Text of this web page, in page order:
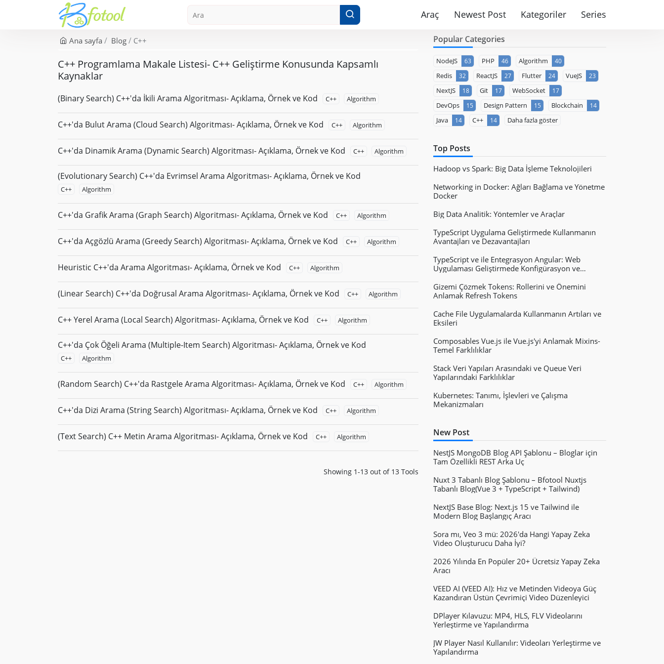
Araç Newest Post Kategoriler Series
Ana sayfa Blog C++
C++ Programlama Makale Listesi- C++ Geliştirme Konusunda Kapsamlı
Kaynaklar
(Binary Search) C++'da İkili Arama Algoritması- Açıklama, Örnek ve Kod C++ Algorithm
C++'da Bulut Arama (Cloud Search) Algoritması- Açıklama, Örnek ve Kod C++ Algorithm
C++'da Dinamik Arama (Dynamic Search) Algoritması- Açıklama, Örnek ve Kod C++ Algorithm
(Evolutionary Search) C++'da Evrimsel Arama Algoritması- Açıklama, Örnek ve Kod
C++ Algorithm
C++'da Grafik Arama (Graph Search) Algoritması- Açıklama, Örnek ve Kod C++ Algorithm
C++'da Açgözlü Arama (Greedy Search) Algoritması- Açıklama, Örnek ve Kod C++ Algorithm
Heuristic C++'da Arama Algoritması- Açıklama, Örnek ve Kod C++ Algorithm
(Linear Search) C++'da Doğrusal Arama Algoritması- Açıklama, Örnek ve Kod C++ Algorithm
C++ Yerel Arama (Local Search) Algoritması- Açıklama, Örnek ve Kod C++ Algorithm
C++'da Çok Öğeli Arama (Multiple-Item Search) Algoritması- Açıklama, Örnek ve Kod
C++ Algorithm
(Random Search) C++'da Rastgele Arama Algoritması- Açıklama, Örnek ve Kod C++ Algorithm
C++'da Dizi Arama (String Search) Algoritması- Açıklama, Örnek ve Kod C++ Algorithm
(Text Search) C++ Metin Arama Algoritması- Açıklama, Örnek ve Kod C++ Algorithm
Showing 1-13 out of 13 Tools
Popular Categories
NodeJS 63 PHP 46 Algorithm 40
Redis 32 ReactJS 27 Flutter 24 VueJS 23
NextJS 18 Git 17 WebSocket 17
DevOps 15 Design Pattern 15 Blockchain 14
Java 14 C++ 14 Daha fazla göster
Top Posts
Hadoop vs Spark: Big Data İşleme Teknolojileri
Networking in Docker: Ağları Bağlama ve Yönetme
Docker
Big Data Analitik: Yöntemler ve Araçlar
TypeScript Uygulama Geliştirmede Kullanmanın
Avantajları ve Dezavantajları
TypeScript ve ile Entegrasyon Angular: Web
Uygulaması Geliştirmede Konfigürasyon ve
Gizemi Çözmek Tokens: Rollerini ve Önemini
Anlamak Refresh Tokens
Cache File Uygulamalarda Kullanmanın Artıları ve
Eksileri
Composables Vue.js ile Vue.js'yi Anlamak Mixins-
Temel Farklılıklar
Stack Veri Yapıları Arasındaki ve Queue Veri
Yapılarındaki Farklılıklar
Kubernetes: Tanımı, İşlevleri ve Çalışma
Mekanizmaları
New Post
NestJS MongoDB Blog API Şablonu – Bloglar için
Tam Özellikli REST Arka Uç
Nuxt 3 Tabanlı Blog Şablonu – Bfotool Nuxtjs
Tabanlı Blog(Vue 3 + TypeScript + Tailwind)
NextJS Base Blog: Next.js 15 ve Tailwind ile
Modern Blog Başlangıç ​​Aracı
Sora mı, Veo 3 mü: 2026'da Hangi Yapay Zeka
Video Oluşturucu Daha İyi?
2026 Yılında En Popüler 20+ Ücretsiz Yapay Zeka
Aracı
VEED AI (VEED AI): Hız ve Metinden Videoya Güç
Kazandıran Üstün Çevrimiçi Video Düzenleyici
DPlayer Kılavuzu: MP4, HLS, FLV Videolarını
Yerleştirme ve Yapılandırma
JW Player Nasıl Kullanılır: Videoları Yerleştirme ve
Yapılandırma